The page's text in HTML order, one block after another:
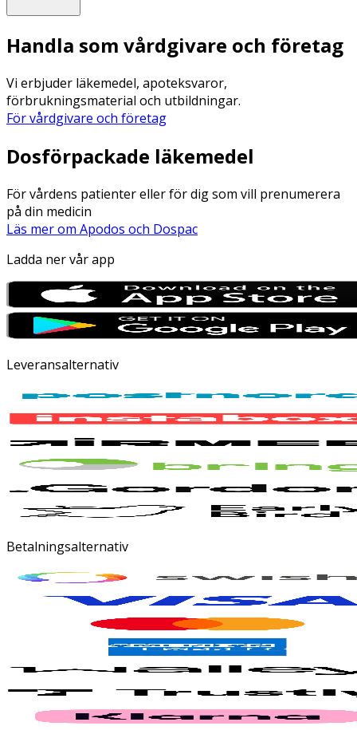
Handla som vårdgivare och företag
Vi erbjuder läkemedel, apoteksvaror,
förbrukningsmaterial och utbildningar.
För vårdgivare och företag
Dosförpackade läkemedel
För vårdens patienter eller för dig som vill prenumerera
på din medicin
Läs mer om Apodos och Dospac
Ladda ner vår app
Leveransalternativ
Betalningsalternativ